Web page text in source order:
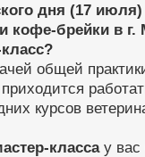
дня (17
кофе-брейки в г.
общей
курсов
классау вас